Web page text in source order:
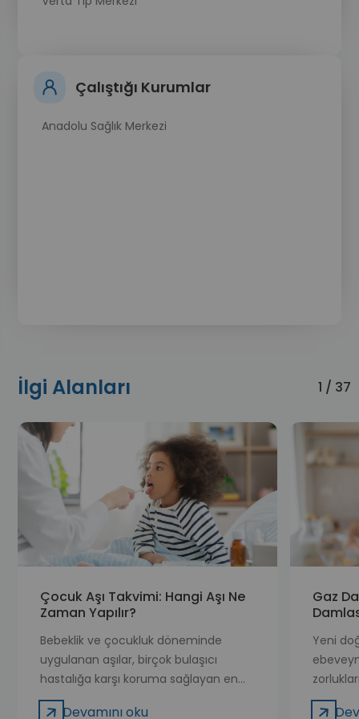
Çalıştığı Kurumlar
Anadolu Sağlık Merkezi
İlgi Alanları 1 / 37
Çocuk Aşı Takvimi: Hangi Aşı Ne
Zaman Yapılır?
Bebeklik ve çocukluk döneminde
uygulanan aşılar, birçok bulaşıcı
hastalığa karşı koruma sağlayan en
etkili sağlık uygulamaları arasında yer
Devamını oku
Gaz
Yeni
sindirim